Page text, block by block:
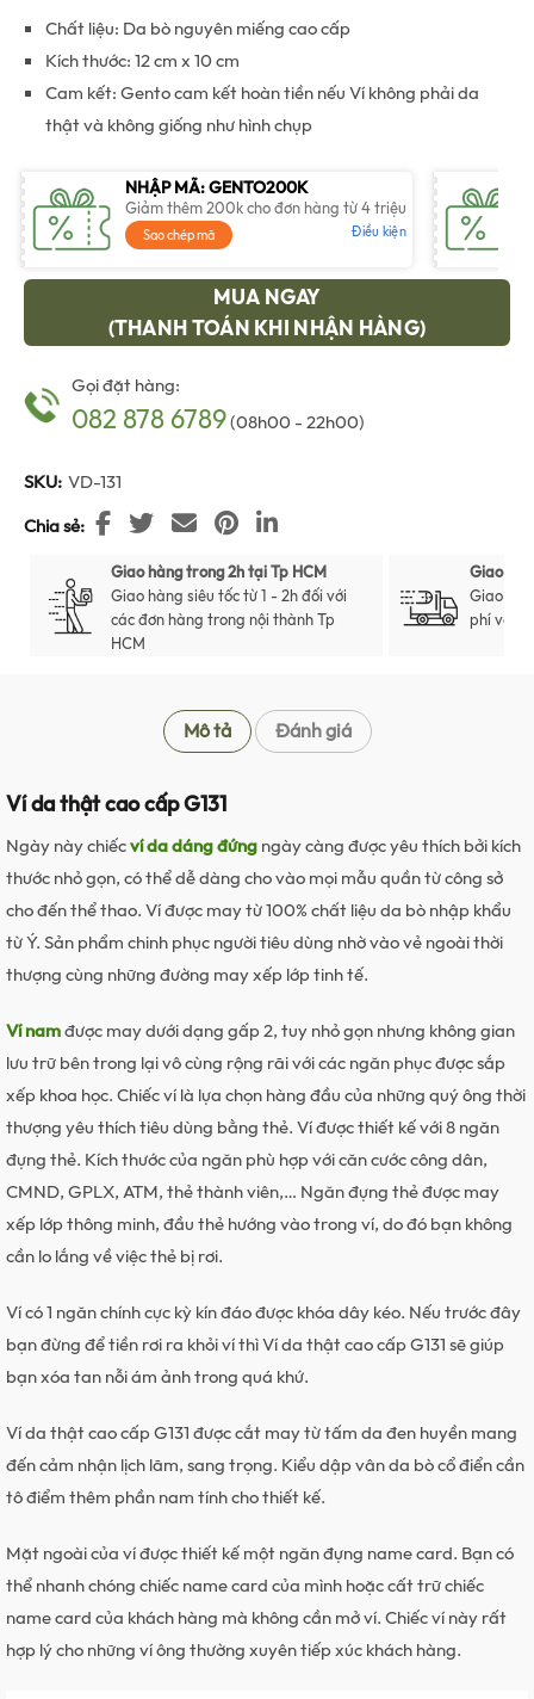
gốc
là:
450,000 ₫.
hiện
tại
là:
300,000 ₫.
Chất liệu: Da bò nguyên miếng cao cấp
Kích thước: 12 cm x 10 cm
Cam kết: Gento cam kết hoàn tiền nếu Ví không phải da
thật và không giống như hình chụp
NHẬP MÃ: GENTO200K
Giảm thêm 200k cho đơn hàng từ 4 triệu
Sao chép mã Điều kiện
MUA NGAY
(THANH TOÁN KHI NHẬN HÀNG)
Gọi đặt hàng:
082 878 6789(08h00 - 22h00)
SKU: VD-131
Chia sẻ
Giao hàng trong 2h tại Tp HCM
Giao hàng siêu tốc từ 1 - 2h đối với
các đơn hàng trong nội thành Tp
HCM
Giao
Giao
phí với
Mô tả Đánh giá
Ví da thật cao cấp G131
Ngày này chiếcví da dáng đứngngày càng được yêu thích bởi kích
thước nhỏ gọn, có thể dễ dàng cho vào mọi mẫu quần từ công sở
cho đến thể thao. Ví được may từ 100% chất liệu da bò nhập khẩu
từ Ý. Sản phẩm chinh phục người tiêu dùng nhờ vào vẻ ngoài thời
thượng cùng những đường may xếp lớp tinh tế.
Ví namđược may dưới dạng gấp 2, tuy nhỏ gọn nhưng không gian
lưu trữ bên trong lại vô cùng rộng rãi với các ngăn phục được sắp
xếp khoa học. Chiếc ví là lựa chọn hàng đầu của những quý ông thời
thượng yêu thích tiêu dùng bằng thẻ. Ví được thiết kế với 8 ngăn
đựng thẻ. Kích thước của ngăn phù hợp với căn cước công dân,
CMND, GPLX, ATM, thẻ thành viên,… Ngăn đựng thẻ được may
xếp lớp thông minh, đầu thẻ hướng vào trong ví, do đó bạn không
cần lo lắng về việc thẻ bị rơi.
Ví có 1 ngăn chính cực kỳ kín đáo được khóa dây kéo. Nếu trước đây
bạn đừng để tiền rơi ra khỏi ví thì Ví da thật cao cấp G131 sẽ giúp
bạn xóa tan nỗi ám ảnh trong quá khứ.
Ví da thật cao cấp G131 được cắt may từ tấm da đen huyền mang
đến cảm nhận lịch lãm, sang trọng. Kiểu dập vân da bò cổ điển cần
tô điểm thêm phần nam tính cho thiết kế.
Mặt ngoài của ví được thiết kế một ngăn đựng name card. Bạn có
thể nhanh chóng chiếc name card của mình hoặc cất trữ chiếc
name card của khách hàng mà không cần mở ví. Chiếc ví này rất
hợp lý cho những ví ông thường xuyên tiếp xúc khách hàng.